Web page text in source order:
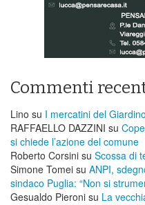
Commenti
Lino su I mercatini del
RAFFAELLO DAZZINI su
si chiede l’azione del comune
Roberto Corsini su Scossa di
Simone Tomei su ANPI,
sindaco Puglia: “Non si
Gesualdo Pieroni su La